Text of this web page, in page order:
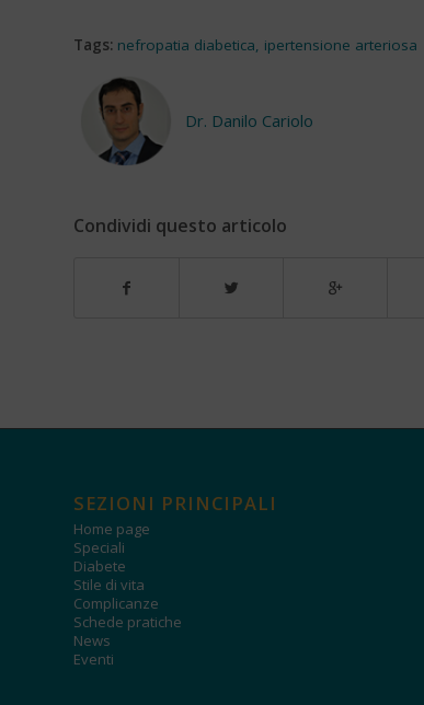
Tags: nefropatia diabetica, ipertensione arteriosa
Dr. Danilo Cariolo
Condividi questo articolo
SEZIONI PRINCIPALI
Home page
Speciali
Diabete
Stile di vita
Complicanze
Schede pratiche
News
Eventi